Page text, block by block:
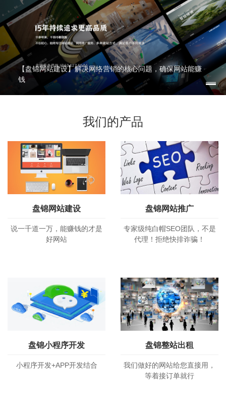
【盘锦网站建设】解决网络营销的核心问题，确保网站能赚
钱
我们的产品
盘锦网站建设
说一千道一万，能赚钱的才是
好网站
盘锦网站推广
专家级纯白帽SEO团队，不是
代理！拒绝快排诈骗！
盘锦小程序开发
小程序开发+APP开发结合
盘锦整站出租
我们做好的网站给您直接用，
等着接订单就行